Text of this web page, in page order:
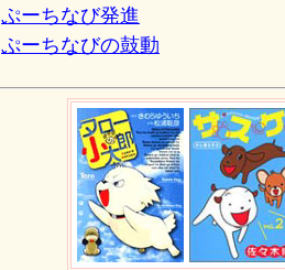
ぷーちなび発進
ぷーちなびの鼓動